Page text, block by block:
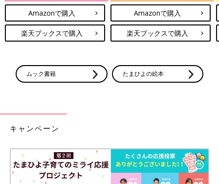
Amazonで購入
楽天ブックスで購入
Amazonで購入
楽天ブックスで購入
ムック書籍 たまひよの絵本
キャンペーン